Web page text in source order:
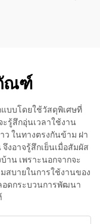
ณฑ์
บบโดยใช้วัสดุพิเศษที่
รู้สึกอุ่นเวลาใช้งาน
ว ในทางตรงกันข้าม ฝา
งอาจรู้สึกเย็นเมื่อสัมผัส
าน เพราะนอกจากจะ
สบายในการใช้งานของ
อดกระบวนการพัฒนา